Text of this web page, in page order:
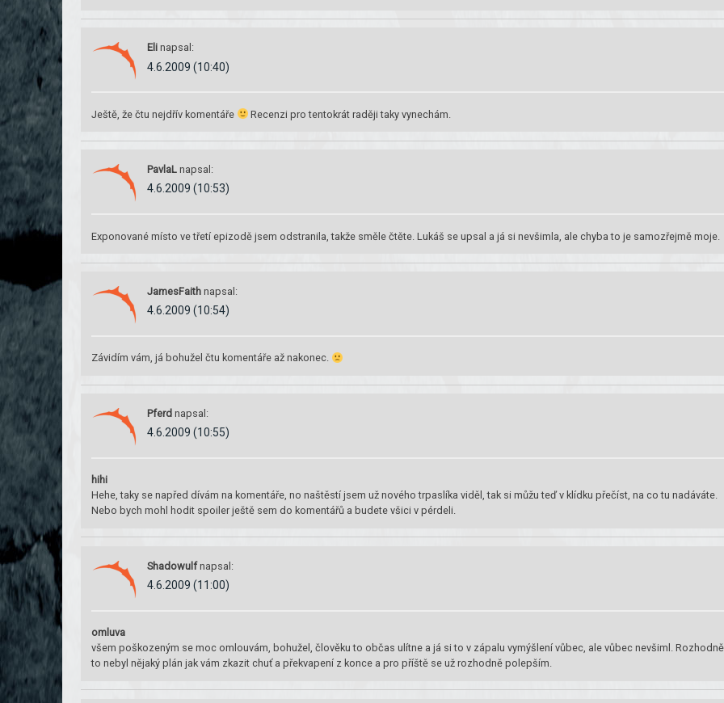
Eli napsal:
4.6.2009 (10:40)
Ještě, že čtu nejdřív komentáře Recenzi pro tentokrát raději taky vynechám.
PavlaL napsal:
4.6.2009 (10:53)
Exponované místo ve třetí epizodě jsem odstranila, takže směle čtěte. Lukáš se upsal a já si nevšimla, ale chyba to je samozřejmě moje.
JamesFaith napsal:
4.6.2009 (10:54)
Závidím vám, já bohužel čtu komentáře až nakonec.
Pferd napsal:
4.6.2009 (10:55)
hihi
Hehe, taky se napřed dívám na komentáře, no naštěstí jsem už nového trpaslíka viděl, tak si můžu teď v klídku přečíst, na co tu nadáváte.
Nebo bych mohl hodit spoiler ještě sem do komentářů a budete všici v pérdeli.
Shadowulf napsal:
4.6.2009 (11:00)
omluva
všem poškozeným se moc omlouvám, bohužel, člověku to občas ulítne a já si to v zápalu vymýšlení vůbec, ale vůbec nevšiml. Rozhodně
to nebyl nějaký plán jak vám zkazit chuť a překvapení z konce a pro příště se už rozhodně polepším.